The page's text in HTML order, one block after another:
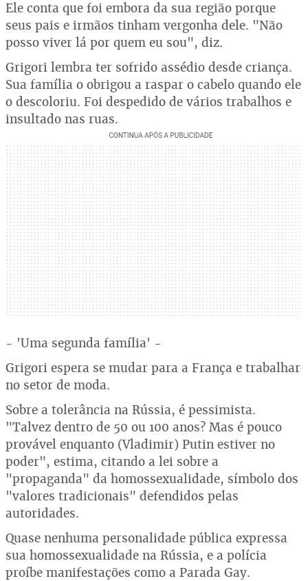
Ele conta que foi embora da sua região porque
seus pais e irmãos tinham vergonha dele. "Não
posso viver lá por quem eu sou", diz.
Grigori lembra ter sofrido assédio desde criança.
Sua família o obrigou a raspar o cabelo quando ele
o descoloriu. Foi despedido de vários trabalhos e
insultado nas ruas.
- 'Uma segunda família' -
Grigori espera se mudar para a França e trabalhar
no setor de moda.
Sobre a tolerância na Rússia, é pessimista.
"Talvez dentro de 50 ou 100 anos? Mas é pouco
provável enquanto (Vladimir) Putin estiver no
poder", estima, citando a lei sobre a
"propaganda" da homossexualidade, símbolo dos
"valores tradicionais" defendidos pelas
autoridades.
Quase nenhuma personalidade pública expressa
sua homossexualidade na Rússia, e a polícia
proíbe manifestações como a Parada Gay.